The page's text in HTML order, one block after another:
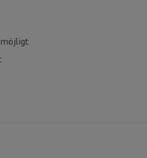
möjligt